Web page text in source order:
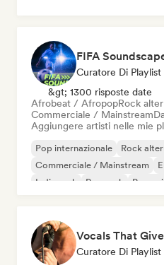
Curatore Di Playlist
&gt; 1300 risposte date
Afrobeat / AfropopRock
Commerciale / Mainstream
Aggiungere artisti nelle mie
Pop internazionale
Rock
Commerciale / Mainstream
Indie rock
Pop rock Pop
Vocals That
Curatore Di Playlist